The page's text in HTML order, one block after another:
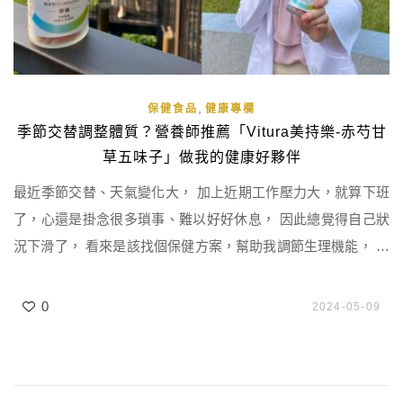
保健食品 , 健康專欄
季節交替調整體質？營養師推薦「Vitura美持樂-赤芍甘
草五味子」做我的健康好夥伴
最近季節交替、天氣變化大， 加上近期工作壓力大，就算下班
了，心還是掛念很多瑣事、難以好好休息， 因此總覺得自己狀
況下滑了， 看來是該找個保健方案，幫助我調節生理機能， 好
個訣竅。 隨著科學解盲，漢方成為最新潮流 過去我在選保健品
0 2024-05-09